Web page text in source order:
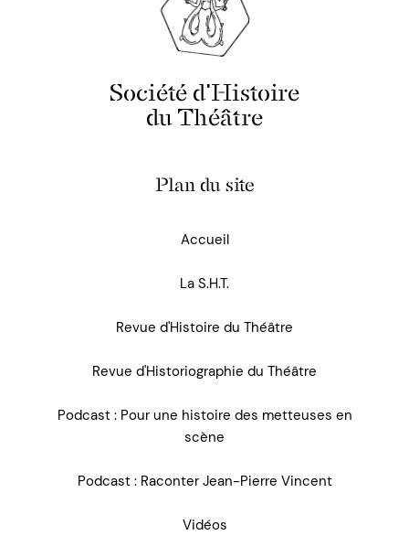
Société d'Histoire
du Théâtre
Plan du site
Accueil
La S.H.T.
Revue d'Histoire du Théâtre
Revue d'Historiographie du Théâtre
Podcast : Pour une histoire des metteuses en
scène
Podcast : Raconter Jean-Pierre Vincent
Vidéos